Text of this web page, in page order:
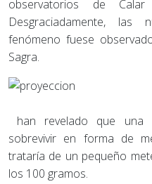
observatorios de
Desgraciadamente, las
fenómeno fuese
Sagra.
han revelado que una
sobrevivir en forma de
trataría de un pequeño
los 100 gramos.